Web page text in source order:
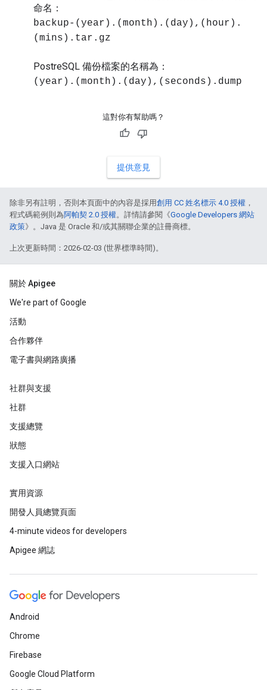
命名：
backup-(year).(month).(day),(hour).
(mins).tar.gz
PostreSQL 備份檔案的名稱為：
(year).(month).(day),(seconds).dump
這對你有幫助嗎？
提供意見
除非另有註明，否則本頁面中的內容是採用創用 CC 姓名標示 4.0 授權 ，
程式碼範例則為阿帕契 2.0 授權。詳情請參閱《Google Developers 網站
政策》。Java 是 Oracle 和/或其關聯企業的註冊商標。
上次更新時間：2026-02-03 (世界標準時間)。
關於 Apigee
We're part of Google
活動
合作夥伴
電子書與網路廣播
社群與支援
社群
支援總覽
狀態
支援入口網站
實用資源
開發人員總覽頁面
4-minute videos for developers
Apigee 網誌
Android
Chrome
Firebase
Google Cloud Platform